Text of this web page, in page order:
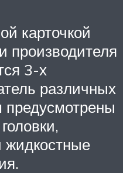
карточкой
производителя
3-х
различных
предусмотрены
жидкостные